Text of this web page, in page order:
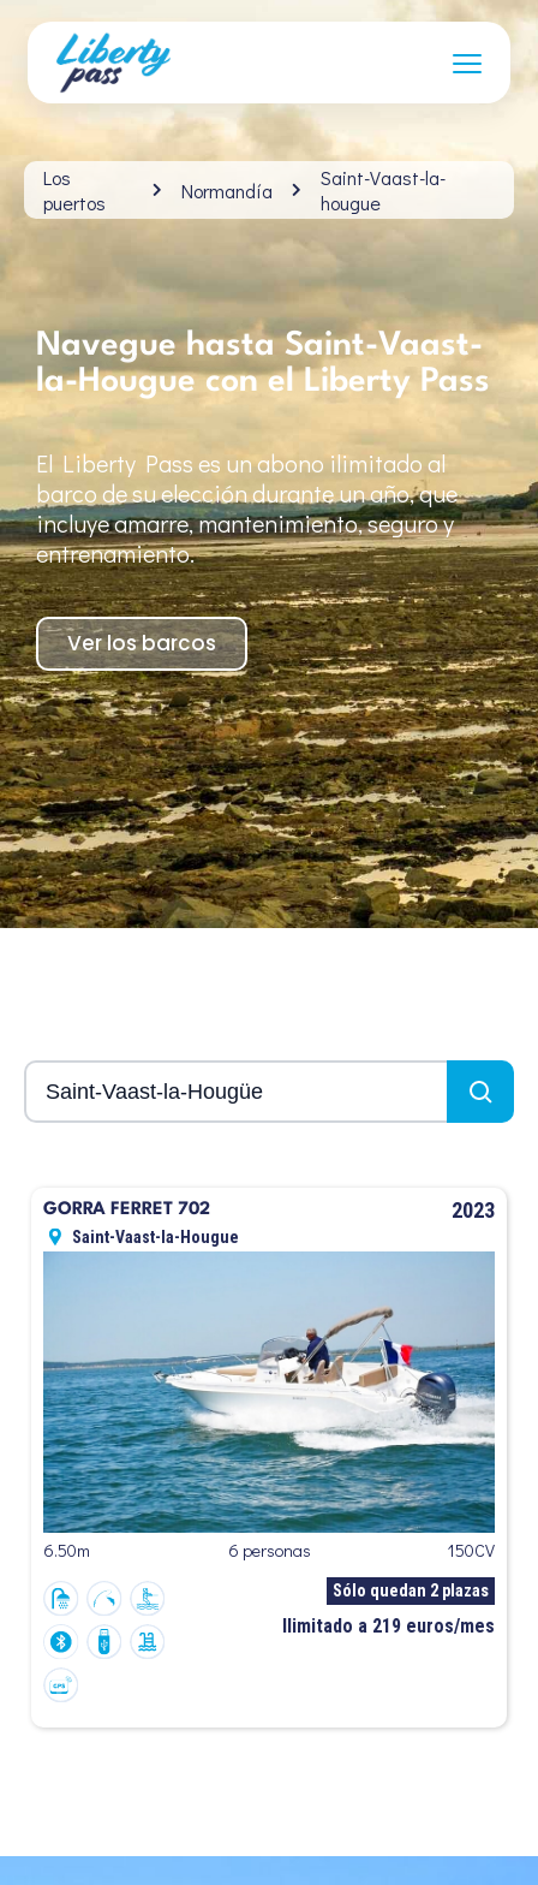
Los
puertos
Normandía
Saint-Vaast-la-
hougue
Navegue hasta Saint-Vaast-
la-Hougue con el Liberty Pass
El Liberty Pass es un abono ilimitado al
barco de su elección durante un año, que
incluye amarre, mantenimiento, seguro y
entrenamiento.
Ver los barcos
GORRA FERRET 702 2023
Saint-Vaast-la-Hougue
6.50m 6 personas 150CV
Sólo quedan 2 plazas
Ilimitado a 219 euros/mes